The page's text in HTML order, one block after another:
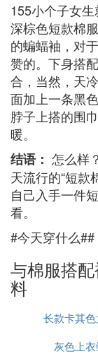
155小个子女生
深棕色短款棉
的蝙蝠袖，对
赞的。下身搭
合，当然，天
面加上一条黑
脖子上搭的围
暖。
结语： 怎么样
天流行的“短款
自己入手一件
看。
#今天穿什么
与棉服搭
料
长款卡其
裤子
灰色上